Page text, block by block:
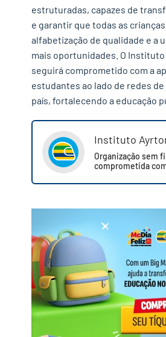
estruturadas, capazes de
e garantir que todas as
alfabetização de qualidade e a
mais oportunidades. O
seguirá comprometido com a
estudantes ao lado de redes
país, fortalecendo a educação
Instituto
Organização sem
comprometida